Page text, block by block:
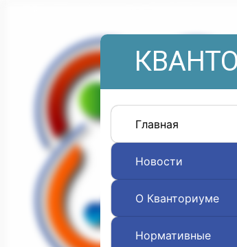
Главная
Новости
О Кванториуме
Нормативные